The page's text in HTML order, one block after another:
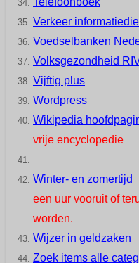
Verkeer
Voedselbanken
Volksgezondheid
Vijftig plus
Wordpress
Wikipedia
vrije encyclopedie
Winter- en zomertijd
een uur vooruit of
worden.
Wijzer in geldzaken
Zoek items alle